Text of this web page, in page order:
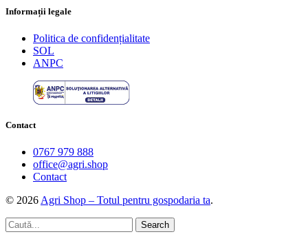
Informații legale
Politica de confidențialitate
SOL
ANPC
Contact
0767 979 888
office@agri.shop
Contact
© 2026 Agri Shop – Totul pentru gospodaria ta.
Search